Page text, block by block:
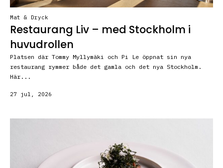
Mat & Dryck
Restaurang Liv – med Stockholm i
huvudrollen
Platsen där Tommy Myllymäki och Pi Le öppnat sin nya
restaurang rymmer både det gamla och det nya Stockholm.
Här...
27 jul, 2026